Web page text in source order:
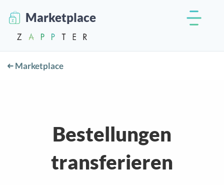
Marketplace
Marketplace
Bestellungen
transferieren